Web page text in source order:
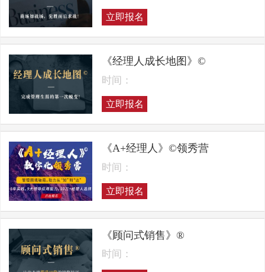
立即报名
《经理人成长地图》©
时间：
立即报名
《A+经理人》©领秀营
时间：
立即报名
《顾问式销售》®
时间：